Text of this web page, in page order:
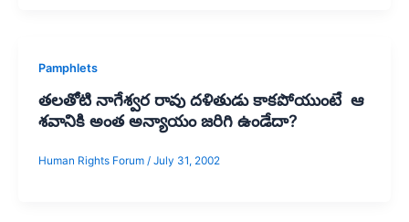
Pamphlets
తలతోటి నాగేశ్వర రావు దళితుడు కాకపోయుంటే ఆ
శవానికి అంత అన్యాయం జరిగి ఉండేదా?
Human Rights Forum / July 31, 2002